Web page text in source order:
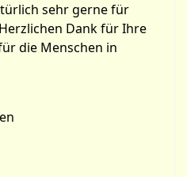
sehr gerne für
Dank für Ihre
die Menschen in